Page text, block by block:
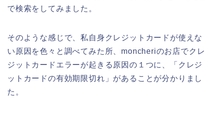
で検索をしてみました。
そのような感じで、私自身クレジットカードが使えな
い原因を色々と調べてみた所、moncheriのお店でクレ
ジットカードエラーが起きる原因の１つに、「クレジ
ットカードの有効期限切れ」があることが分かりまし
た。